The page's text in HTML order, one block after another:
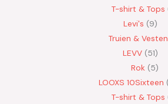
T-shirt & Tops
Levi's
9
Truien & Vesten
LEVV 51
Rok
5
LOOXS 10Sixteen
T-shirt & Tops